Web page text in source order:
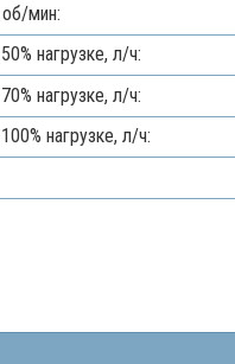
мин:
нагрузке, л/ч:
нагрузке, л/ч:
нагрузке, л/ч: